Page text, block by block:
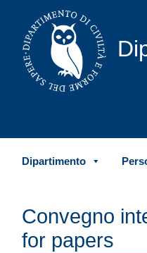
Vai al contenuto
Dipartimento
Convegno
for papers